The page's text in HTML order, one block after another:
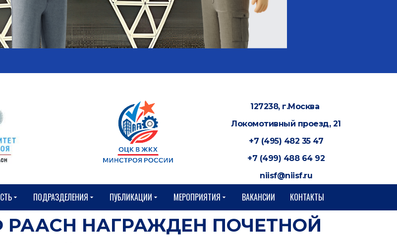
127238, г.Москва
Локомотивный проезд, 21
+7 (495) 482 35 47
+7 (499) 488 64 92
niisf@niisf.ru
ПОДРАЗДЕЛЕНИЯ ПУБЛИКАЦИИ МЕРОПРИЯТИЯ ВАКАНСИИ КОНТАКТЫ
РААСН НАГРАЖДЕН ПОЧЕТНОЙ